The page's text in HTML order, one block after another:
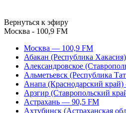
Вернуться к эфиру
Москва - 100,9 FM
Москва — 100,9 FM
Абакан (Республика
Александровское
Альметьевск (Республика
Анапа (Краснодарский
Арзгир (Ставропольский
Астрахань — 90,5 FM
Ахтубинск (Астраханская